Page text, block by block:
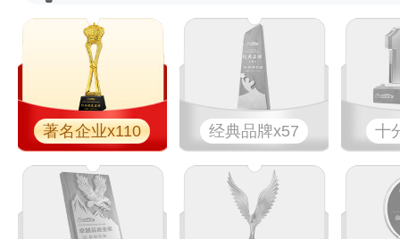
著名企业x110 经典品牌x57 十